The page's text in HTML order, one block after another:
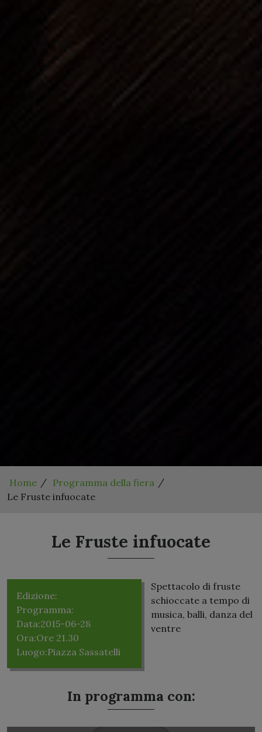
Home
Programma della fiera
Le Fruste infuocate
Le Fruste infuocate
Edizione:
Programma:
Data:2015-06-28
Ora:Ore 21.30
Luogo:Piazza Sassatelli
Spettacolo di fruste
schioccate a tempo di
musica, balli, danza del
ventre
In programma con: